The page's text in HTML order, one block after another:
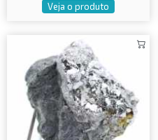
Veja o produto